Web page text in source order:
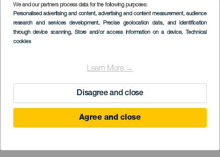
We and our partners process data for the following purposes:
Personalised advertising and content, advertising and content measurement, audience
research and services development, Precise geolocation data, and identification
through device scanning, Store and/or access information on a device, Technical
cookies
Learn More →
Disagree and close
Agree and close
Imagen
Listado